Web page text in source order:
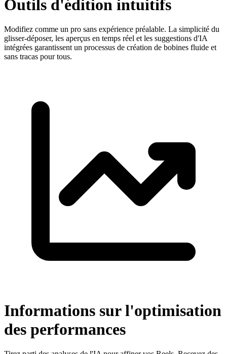
Outils d'édition intuitifs
Modifiez comme un pro sans expérience préalable. La simplicité du
glisser-déposer, les aperçus en temps réel et les suggestions d'IA
intégrées garantissent un processus de création de bobines fluide et
sans tracas pour tous.
Informations sur l'optimisation
des performances